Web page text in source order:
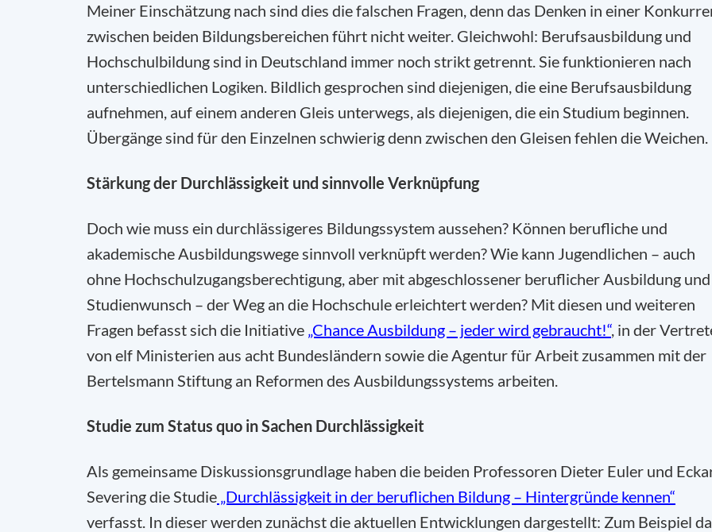
Meiner Einschätzung nach sind dies die falschen Fragen, denn das Denken in einer
zwischen beiden Bildungsbereichen führt nicht weiter. Gleichwohl: Berufsausbildung und
Hochschulbildung sind in Deutschland immer noch strikt getrennt. Sie funktionieren nach
unterschiedlichen Logiken. Bildlich gesprochen sind diejenigen, die eine Berufsausbildung
aufnehmen, auf einem anderen Gleis unterwegs, als diejenigen, die ein Studium beginnen.
Übergänge sind für den Einzelnen schwierig denn zwischen den Gleisen fehlen die Weichen.
Stärkung der Durchlässigkeit und sinnvolle Verknüpfung
Doch wie muss ein durchlässigeres Bildungssystem aussehen? Können berufliche und
akademische Ausbildungswege sinnvoll verknüpft werden? Wie kann Jugendlichen – auch
ohne Hochschulzugangsberechtigung, aber mit abgeschlossener beruflicher Ausbildung und
Studienwunsch – der Weg an die Hochschule erleichtert werden? Mit diesen und weiteren
Fragen befasst sich die Initiative „Chance Ausbildung – jeder wird gebraucht!“, in der
von elf Ministerien aus acht Bundesländern sowie die Agentur für Arbeit zusammen mit der
Bertelsmann Stiftung an Reformen des Ausbildungssystems arbeiten.
Studie zum Status quo in Sachen Durchlässigkeit
Als gemeinsame Diskussionsgrundlage haben die beiden Professoren Dieter Euler und
Severing die Studie „Durchlässigkeit in der beruflichen Bildung – Hintergründe kennen“
verfasst. In dieser werden zunächst die aktuellen Entwicklungen dargestellt: Zum Beispiel